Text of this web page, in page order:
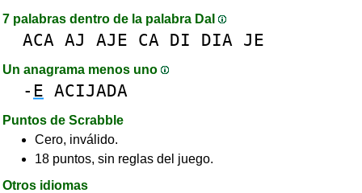
7 palabras dentro de la palabra DaI
ACA AJ AJE CA DI DIA JE
Un anagrama menos uno
- E ACIJADA
Puntos de Scrabble
Cero, inválido.
18 puntos, sin reglas del juego.
Otros idiomas